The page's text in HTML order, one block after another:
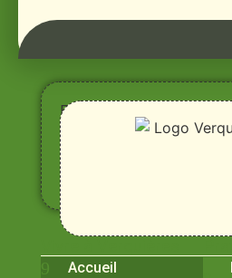
Entre
Rhône,
Alpilles
et
Durance
Accueil